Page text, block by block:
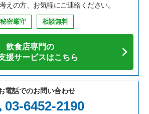
の居抜き売却物件の案件一覧
物件の案件一覧
き売却物件の案件一覧
の居抜き売却物件の案件一覧
抜き売却物件の案件一覧
抜き売却物件の案件一覧
抜き売却物件の案件一覧
抜き売却物件の案件一覧
抜き売却物件の案件一覧
居抜き売却物件の案件一覧
抜き売却物件の案件一覧
居抜き売却物件の案件一覧
んの居抜き売却物件の案件一覧
き売却物件の案件一覧
お好み焼の居抜き売却物件の案件一覧
の居抜き売却物件の案件一覧
好み焼の居抜き売却物件の案件一覧
・デリの居抜き売却物件の案件一覧
ブ・スナックの居抜き売却物件の案件一覧
売却物件の案件一覧
えの方、お気軽にご連絡ください。
秘密厳守 相談無料
飲食店専門の
援サービスはこちら
電話でのお問い合わせ
03-6452-2190